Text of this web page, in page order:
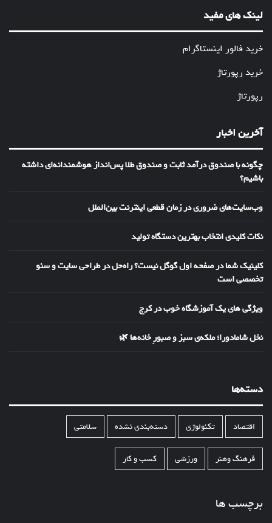
لینک های مفید
خرید فالور اینستاگرام
خرید رپورتاژ
رپورتاژ
آخرین اخبار
چگونه با صندوق درآمد ثابت و صندوق طلا پس‌انداز هوشمندانه‌ای داشته
باشیم؟
وب‌سایت‌های ضروری در زمان قطعی اینترنت بین‌الملل
نکات کلیدی انتخاب بهترین دستگاه تولید
کلینیک شما در صفحه اول گوگل نیست؟ راه‌حل در طراحی سایت و سئو
تخصصی است
ویژگی های یک آموزشگاه خوب در کرج
نخل شامادورا؛ ملکه‌ی سبز و صبورِ خانه‌ها 🌿
دسته‌ها
اقتصاد تکنولوژی دسته‌بندی نشده سلامتی
فرهنگ وهنر ورزشی کسب و کار
برچسب ها